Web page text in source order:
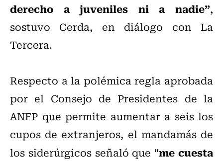
derecho a juveniles ni a nadie”,
sostuvo Cerda, en diálogo con La
Tercera.
Respecto a la polémica regla aprobada
por el Consejo de Presidentes de la
ANFP que permite aumentar a seis los
cupos de extranjeros, el mandamás de
los siderúrgicos señaló que "me cuesta